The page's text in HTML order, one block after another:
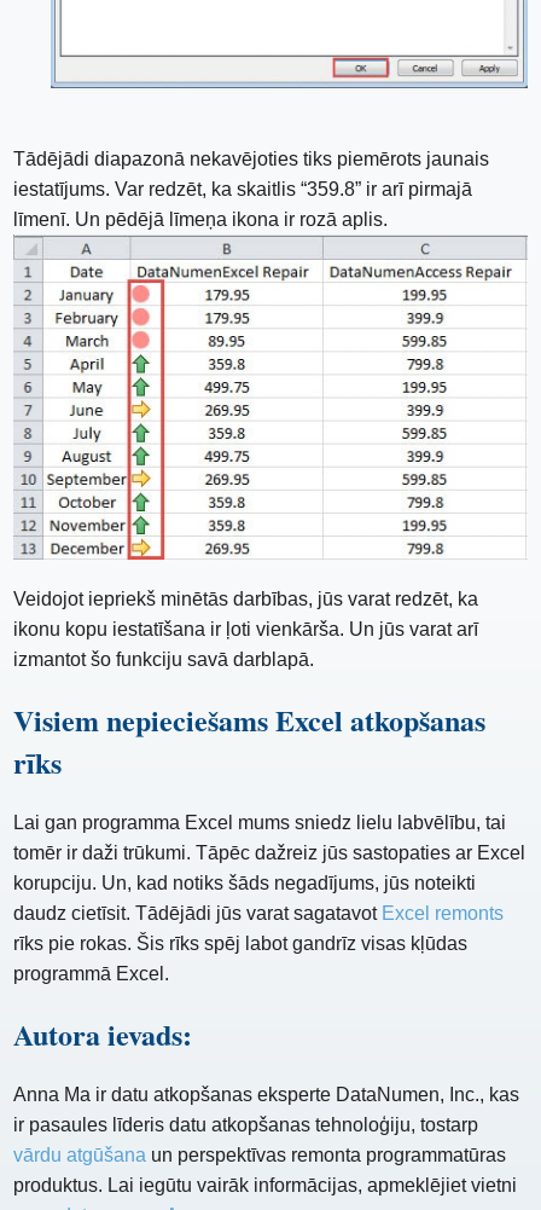
Tādējādi diapazonā nekavējoties tiks piemērots jaunais
iestatījums. Var redzēt, ka skaitlis “359.8” ir arī pirmajā
līmenī. Un pēdējā līmeņa ikona ir rozā aplis.
Veidojot iepriekš minētās darbības, jūs varat redzēt, ka
ikonu kopu iestatīšana ir ļoti vienkārša. Un jūs varat arī
izmantot šo funkciju savā darblapā.
Visiem nepieciešams Excel atkopšanas
rīks
Lai gan programma Excel mums sniedz lielu labvēlību, tai
tomēr ir daži trūkumi. Tāpēc dažreiz jūs sastopaties ar Excel
korupciju. Un, kad notiks šāds negadījums, jūs noteikti
daudz cietīsit. Tādējādi jūs varat sagatavot Excel remonts
rīks pie rokas. Šis rīks spēj labot gandrīz visas kļūdas
programmā Excel.
Autora ievads:
Anna Ma ir datu atkopšanas eksperte DataNumen, Inc., kas
ir pasaules līderis datu atkopšanas tehnoloģiju, tostarp
vārdu atgūšana un perspektīvas remonta programmatūras
produktus. Lai iegūtu vairāk informācijas, apmeklējiet vietni